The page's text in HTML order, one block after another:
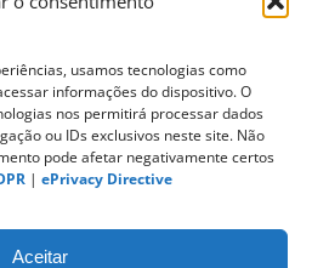
usamos tecnologias como
informações do dispositivo. O
nos permitirá processar dados
ou IDs exclusivos neste site. Não
pode afetar negativamente certos
| ePrivacy Directive
Aceitar
(Diretiva ePrivacidade)
Information Protection
Documents Act)